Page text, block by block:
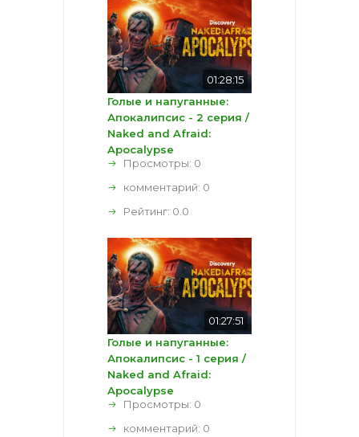
01:28:15
Голые и напуганные:
Апокалипсис - 2 серия /
Naked and Afraid:
Apocalypse
Просмотры: 0
комментарий: 0
Рейтинг: 0.0
01:27:51
Голые и напуганные:
Апокалипсис - 1 серия /
Naked and Afraid:
Apocalypse
Просмотры: 0
комментарий: 0